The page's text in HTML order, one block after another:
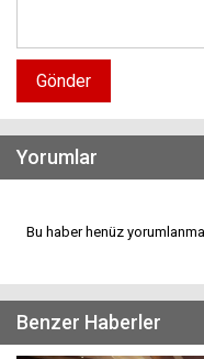
Gönder
Yorumlar
Bu haber henüz
Benzer Haberler